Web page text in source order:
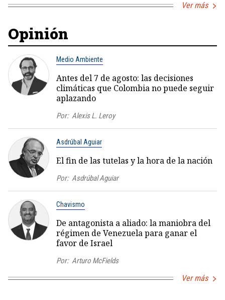
Ver más
Opinión
Medio Ambiente
Antes del 7 de agosto: las decisiones
climáticas que Colombia no puede seguir
aplazando
Por: Alexis L. Leroy
Asdrúbal Aguiar
El fin de las tutelas y la hora de la nación
Por: Asdrúbal Aguiar
Chavismo
De antagonista a aliado: la maniobra del
régimen de Venezuela para ganar el
favor de Israel
Por: Arturo McFields
Ver más